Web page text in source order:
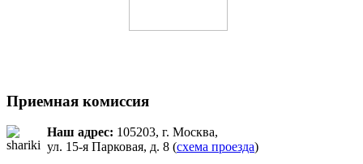
Приемная комиссия
Наш адрес: 105203, г. Москва,
ул. 15-я Парковая, д. 8 (схема проезда)